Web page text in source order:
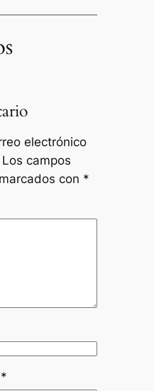
electrónico
Los campos
con *
*